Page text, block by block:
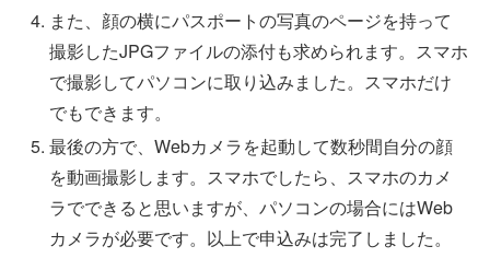
また、顔の横にパスポートの写真のページを持って
撮影したJPGファイルの添付も求められます。スマホ
で撮影してパソコンに取り込みました。スマホだけ
でもできます。
最後の方で、Webカメラを起動して数秒間自分の顔
を動画撮影します。スマホでしたら、スマホのカメ
ラでできると思いますが、パソコンの場合にはWeb
カメラが必要です。以上で申込みは完了しました。